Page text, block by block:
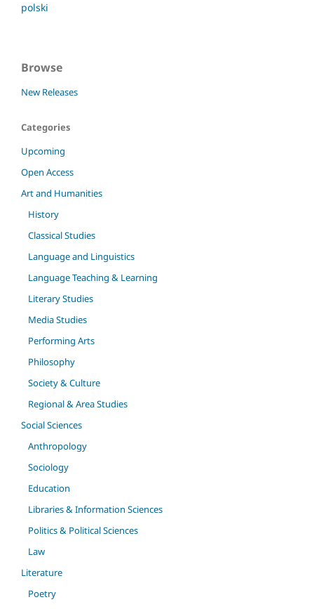
polski
Browse
New Releases
Categories
Upcoming
Open Access
Art and Humanities
History
Classical Studies
Language and Linguistics
Language Teaching & Learning
Literary Studies
Media Studies
Performing Arts
Philosophy
Society & Culture
Regional & Area Studies
Social Sciences
Anthropology
Sociology
Education
Libraries & Information Sciences
Politics & Political Sciences
Law
Literature
Poetry